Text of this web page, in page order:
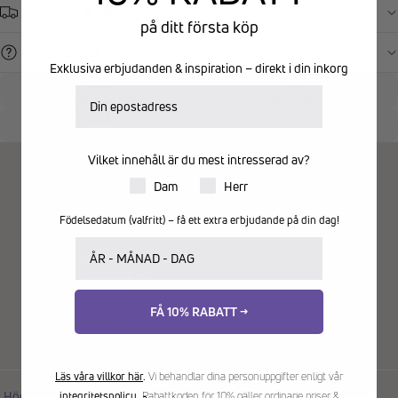
Leverans & retur
Fri frakt från 599kr
Kundrecensioner
Baserat på 2 recensioner
på ditt första köp
Exklusiva erbjudanden & inspiration – direkt i din inkorg
Vilket innehåll är du mest intresserad av?
Produkter för dam eller herr
Dam Herr
Födelsedatum (valfritt) – få ett extra erbjudande på din dag!
FÅ 10% RABATT →
Läs våra villkor här. Vi behandlar dina personuppgifter enligt vår